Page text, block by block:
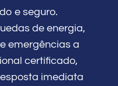
e seguro.
de energia,
emergências a
certificado,
imediata